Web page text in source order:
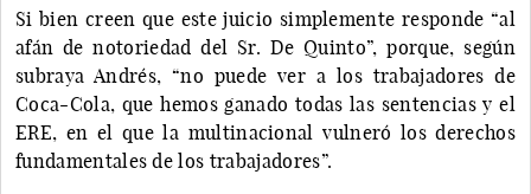
Si bien creen que este juicio simplemente responde “al
afán de notoriedad del Sr. De Quinto”, porque, según
subraya Andrés, “no puede ver a los trabajadores de
Coca-Cola, que hemos ganado todas las sentencias y el
ERE, en el que la multinacional vulneró los derechos
fundamentales de los trabajadores”.